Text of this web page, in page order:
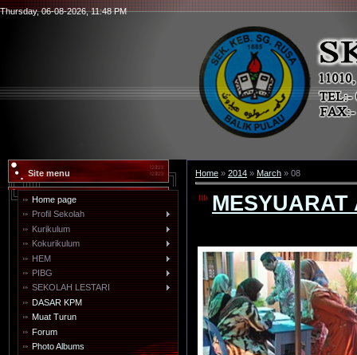
Thursday, 06-08-2026, 11:48 PM
Site menu
Home page
Profil Sekolah
Kurikulum
Kokurikulum
HEM
PIBG
SEKOLAH LESTARI
DASAR KPM
Muat Turun
Forum
Photo Albums
Home » 2014 » March » 08